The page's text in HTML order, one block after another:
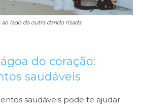
lado da outra dando risada.
do coração:
saudáveis
saudáveis pode te ajudar